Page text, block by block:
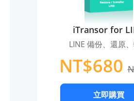
iTransor for
LINE 備份、還原
NT$680
立即購買